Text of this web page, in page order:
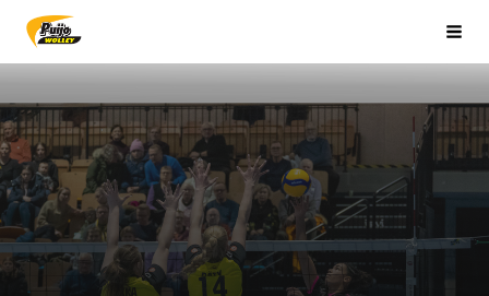
Siirry
sivun
Sivuston etusivulle